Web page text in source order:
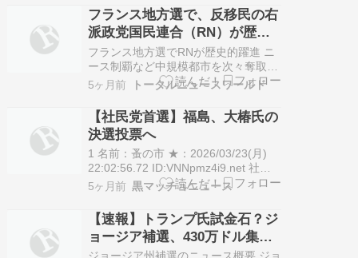
決選投票に向けてあと5日となってい
ますが、オッカ君チャンネルの望月衣
塑子さんが両候補に政策、方針を聞く
番組が配信されています。社民党員の
有権者の…
フランス地方選で、反移民の右
派政党国民連合（RN）が歴史
的躍進 ニース制覇など中規模
都市を次々奪取
フランス地方選でRNが歴史的躍進 ニ
ース制覇など中規模都市を次々奪取
2026年3月のフランス統一地方選挙
（RN）が注目を集めた。第1回投票
（15日）では南部を中心に勢力を拡大
し、ニースではRNと共闘するエリッ
ク・シオッティ氏が43.4%を獲得し…
5ヶ月前 トータルニュースワールド
【社民党首選】福島、大椿氏の
決選投票へ
1 名前：蚤の市 ★：2026/03/23(月)
22:02:56.72 ID:VNNpmz4i9.net 社民
党は23日、同日開票された党首選につ
前参院議員（52）による再選挙（決選
投票）になったと発表した。再選挙は
初めてで、4月4、5日投…
5ヶ月前 黒マッチョニュース
【速報】トランプ氏試金石？ジ
ョージア補選、430万ドル集め
た候補は勝利なるか